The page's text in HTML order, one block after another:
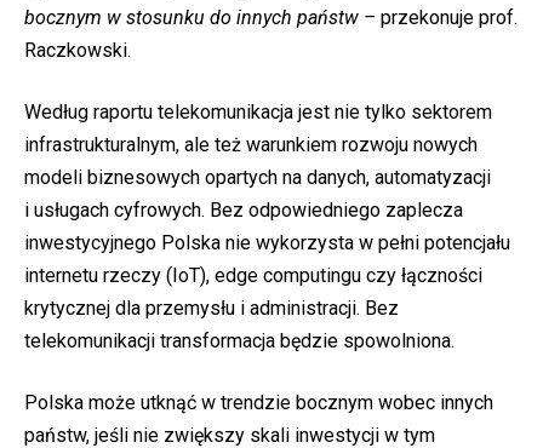
bocznym w stosunku do innych państw – przekonuje prof.
Raczkowski.
Według raportu telekomunikacja jest nie tylko sektorem
infrastrukturalnym, ale też warunkiem rozwoju nowych
modeli biznesowych opartych na danych, automatyzacji
i usługach cyfrowych. Bez odpowiedniego zaplecza
inwestycyjnego Polska nie wykorzysta w pełni potencjału
internetu rzeczy (IoT), edge computingu czy łączności
krytycznej dla przemysłu i administracji. Bez
telekomunikacji transformacja będzie spowolniona.
Polska może utknąć w trendzie bocznym wobec innych
państw, jeśli nie zwiększy skali inwestycji w tym